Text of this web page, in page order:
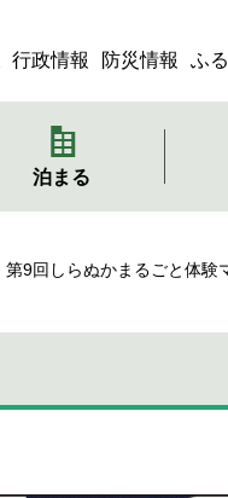
行政情報 防災情報 ふ
泊まる
第9回しらぬかまるごと体験